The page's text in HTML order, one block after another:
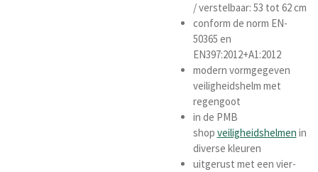
/ verstelbaar: 53 tot 62 cm
conform de norm EN-
50365 en
EN397:2012+A1:2012
modern vormgegeven
veiligheidshelm met
regengoot
in de PMB
shop veiligheidshelmen in
diverse kleuren
uitgerust met een vier-